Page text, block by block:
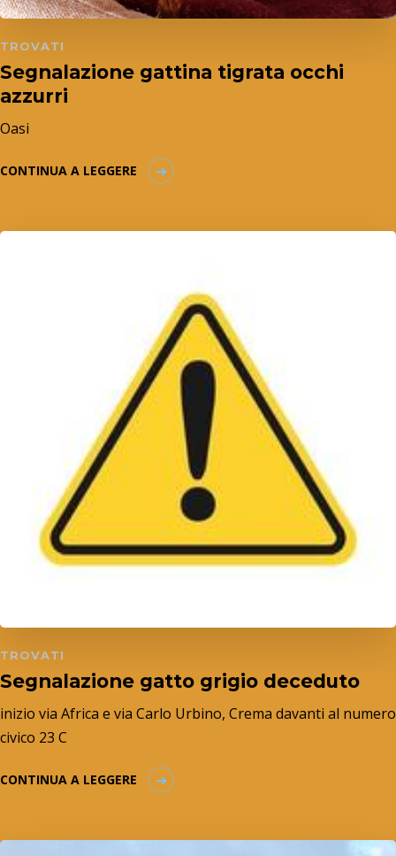
TROVATI
Segnalazione gattina tigrata occhi
azzurri
Oasi
CONTINUA A LEGGERE
TROVATI
Segnalazione gatto grigio deceduto
inizio via Africa e via Carlo Urbino, Crema davanti al numero
civico 23 C
CONTINUA A LEGGERE